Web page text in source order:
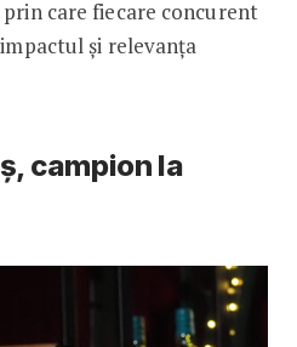
care fiecare concurent
și relevanța
campion la